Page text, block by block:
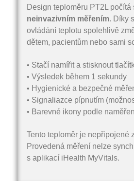
Design teploměru PT2L počítá
neinvazivním měřením. Díky
ovládání teplotu spolehlivě
dětem, pacientům nebo sami
• Stačí namířit a stisknout
• Výsledek během 1 sekundy
• Hygienické a bezpečné
• Signaliazce pípnutím
• Barevné ikony podle
Tento teploměr je nepřipojené
Provedená měření nelze
s aplikací iHealth MyVitals.